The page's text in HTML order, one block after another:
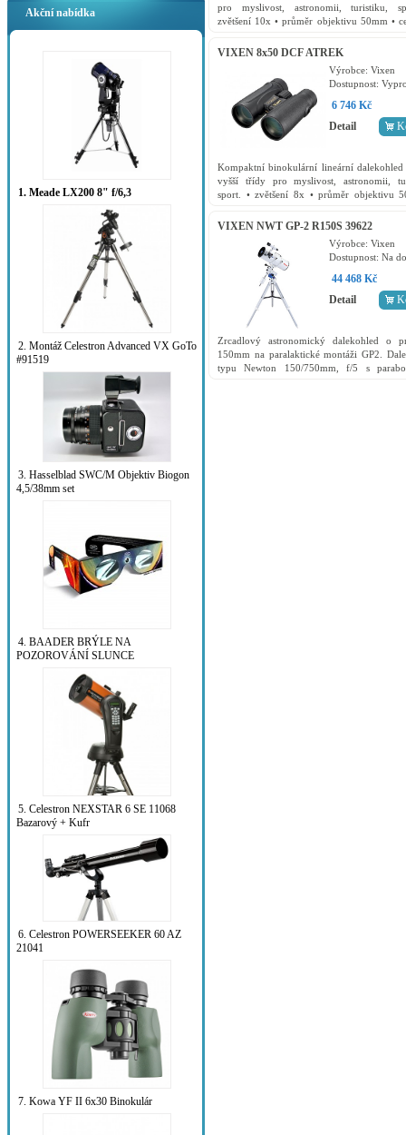
Akční nabídka
1. Meade LX200 8" f/6,3
2. Montáž Celestron Advanced VX GoTo
#91519
3. Hasselblad SWC/M Objektiv Biogon
4,5/38mm set
4. BAADER BRÝLE NA
POZOROVÁNÍ SLUNCE
5. Celestron NEXSTAR 6 SE 11068
Bazarový + Kufr
6. Celestron POWERSEEKER 60 AZ
21041
7. Kowa YF II 6x30 Binokulár
pro myslivost, astronomii, turistiku,
zvětšení 10x • průměr objektivu 50mm •
vodotěsné...
VIXEN 8x50 DCF ATREK
Výrobce: Vixen
Dostupnost:
6 746 Kč
Detail
Kompaktní binokulární lineární dalekohled
vyšší třídy pro myslivost, astronomii,
sport. • zvětšení 8x • průměr objektivu
•...
VIXEN NWT GP-2 R150S 39622
Výrobce: Vixen
Dostupnost: Na
44 468 Kč
Detail
Zrcadlový astronomický dalekohled o
150mm na paralaktické montáži GP2.
typu Newton 150/750mm, f/5 s